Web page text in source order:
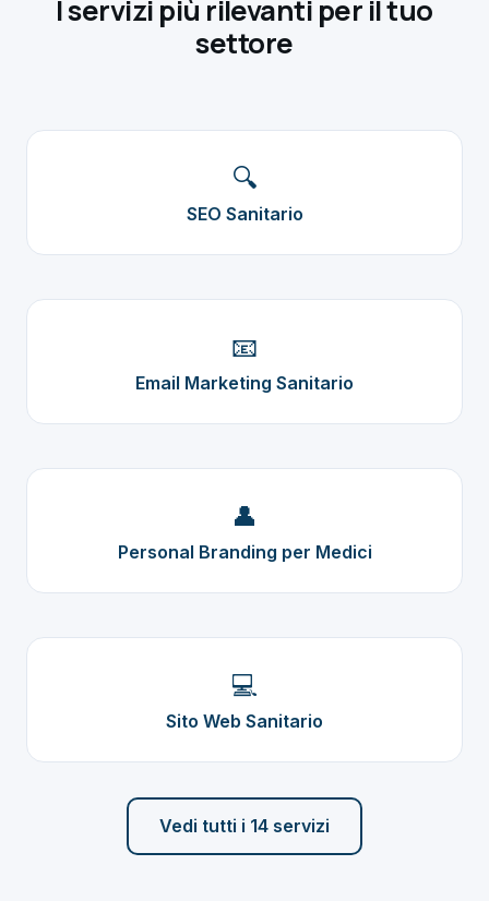
I servizi più rilevanti per il tuo
settore
🔍
SEO Sanitario
📧
Email Marketing Sanitario
👤
Personal Branding per Medici
💻
Sito Web Sanitario
Vedi tutti i 14 servizi